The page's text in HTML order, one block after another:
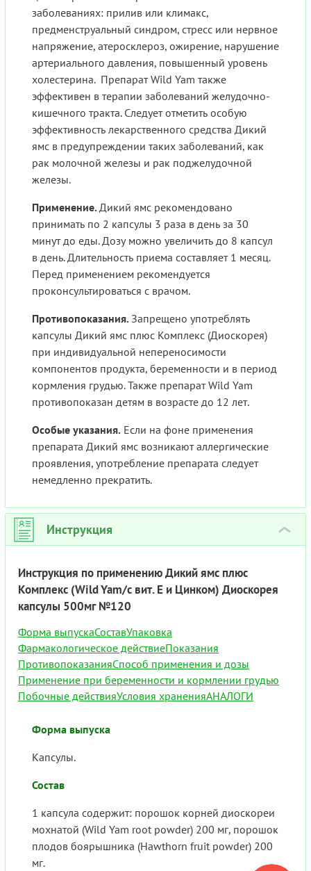
заболеваниях: прилив или климакс,
предменструальный синдром, стресс или нервное
напряжение, атеросклероз, ожирение, нарушение
артериального давления, повышенный уровень
холестерина. Препарат Wild Yam также
эффективен в терапии заболеваний желудочно-
кишечного тракта. Следует отметить особую
эффективность лекарственного средства Дикий
ямс в предупреждении таких заболеваний, как
рак молочной железы и рак поджелудочной
железы.
Применение. Дикий ямс рекомендовано
принимать по 2 капсулы 3 раза в день за 30
минут до еды. Дозу можно увеличить до 8 капсул
в день. Длительность приема составляет 1 месяц.
Перед применением рекомендуется
проконсультироваться с врачом.
Противопоказания. Запрещено употреблять
капсулы Дикий ямс плюс Комплекс (Диоскорея)
при индивидуальной непереносимости
компонентов продукта, беременности и в период
кормления грудью. Также препарат Wild Yam
противопоказан детям в возрасте до 12 лет.
Особые указания. Если на фоне применения
препарата Дикий ямс возникают аллергические
проявления, употребление препарата следует
немедленно прекратить.
Инструкция ›
Инструкция по применению Дикий ямс плюс
Комплекс (Wild Yam/с вит. Е и Цинком) Диоскорея
капсулы 500мг №120
Форма выпускаСоставУпаковка
Фармакологическое действиеПоказания
ПротивопоказанияСпособ применения и дозы
Применение при беременности и кормлении грудью
Побочные действияУсловия храненияАНАЛОГИ
Форма выпуска
Капсулы.
Состав
1 капсула содержит: порошок корней диоскореи
мохнатой (Wild Yam root powder) 200 мг, порошок
плодов боярышника (Hawthorn fruit powder) 200
мг.